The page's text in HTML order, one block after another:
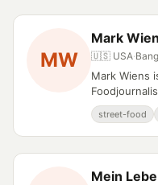
MW
Mark
🇺🇸 USA·
Mark Wiens
street-food
Mein